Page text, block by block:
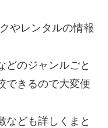
やレンタルの情報
どのジャンルごと
できるので大変便
なども詳しくまと